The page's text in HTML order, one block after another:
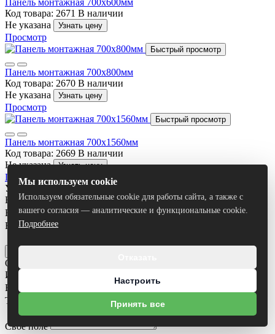
Код товара: 2671 В наличии
Не указана
Узнать цену
Просмотр
Быстрый просмотр
Панель монтажная 700х800мм
Код товара: 2670 В наличии
Не указана
Узнать цену
Просмотр
Быстрый просмотр
Панель монтажная 700х1560мм
Код товара: 2669 В наличии
Не указана
Узнать цену
Просмотр
Узнать цену товара
Ваше имя*
Ваш номер телефона*
Email
Оставить заявку
Имя
Email
Телефон
Своё поле
Мы используем cookie
Используем обязательные cookie для работы сайта, а также с
вашего согласия — аналитические и функциональные cookie.
Подробнее
Настроить
Принять все